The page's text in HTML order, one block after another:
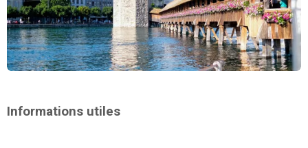
Informations utiles